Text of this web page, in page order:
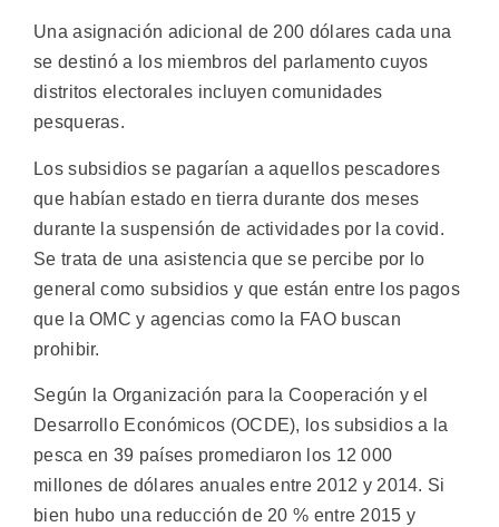
Una asignación adicional de 200 dólares cada una
se destinó a los miembros del parlamento cuyos
distritos electorales incluyen comunidades
pesqueras.
Los subsidios se pagarían a aquellos pescadores
que habían estado en tierra durante dos meses
durante la suspensión de actividades por la covid.
Se trata de una asistencia que se percibe por lo
general como subsidios y que están entre los pagos
que la OMC y agencias como la FAO buscan
prohibir.
Según la Organización para la Cooperación y el
Desarrollo Económicos (OCDE), los subsidios a la
pesca en 39 países promediaron los 12 000
millones de dólares anuales entre 2012 y 2014. Si
bien hubo una reducción de 20 % entre 2015 y